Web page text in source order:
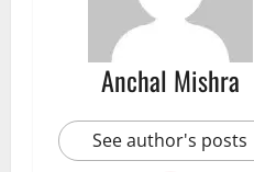
Anchal Mishra
See author's posts